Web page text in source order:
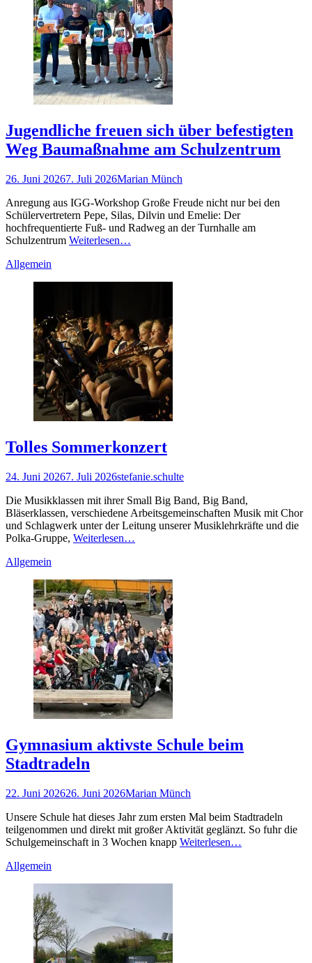
Jugendliche freuen sich über befestigten
Weg Baumaßnahme am Schulzentrum
Gepostet
26. Juni 20267. Juli 2026Autor
Marian Münch
Anregung aus IGG-Workshop Große Freude nicht nur bei den
Schülervertretern Pepe, Silas, Dilvin und Emelie: Der
hochfrequentierte Fuß- und Radweg an der Turnhalle am
Schulzentrum Weiterlesen…
Kategorien
Allgemein
Tolles Sommerkonzert
Gepostet
24. Juni 20267. Juli 2026Autor
stefanie.schulte
Die Musikklassen mit ihrer Small Big Band, Big Band,
Bläserklassen, verschiedene Arbeitsgemeinschaften Musik mit Chor
und Schlagwerk unter der Leitung unserer Musiklehrkräfte und die
Polka-Gruppe, Weiterlesen…
Kategorien
Allgemein
Gymnasium aktivste Schule beim
Stadtradeln
Gepostet
22. Juni 202626. Juni 2026Autor
Marian Münch
Unsere Schule hat dieses Jahr zum ersten Mal beim Stadtradeln
teilgenommen und direkt mit großer Aktivität geglänzt. So fuhr die
Schulgemeinschaft in 3 Wochen knapp Weiterlesen…
Kategorien
Allgemein